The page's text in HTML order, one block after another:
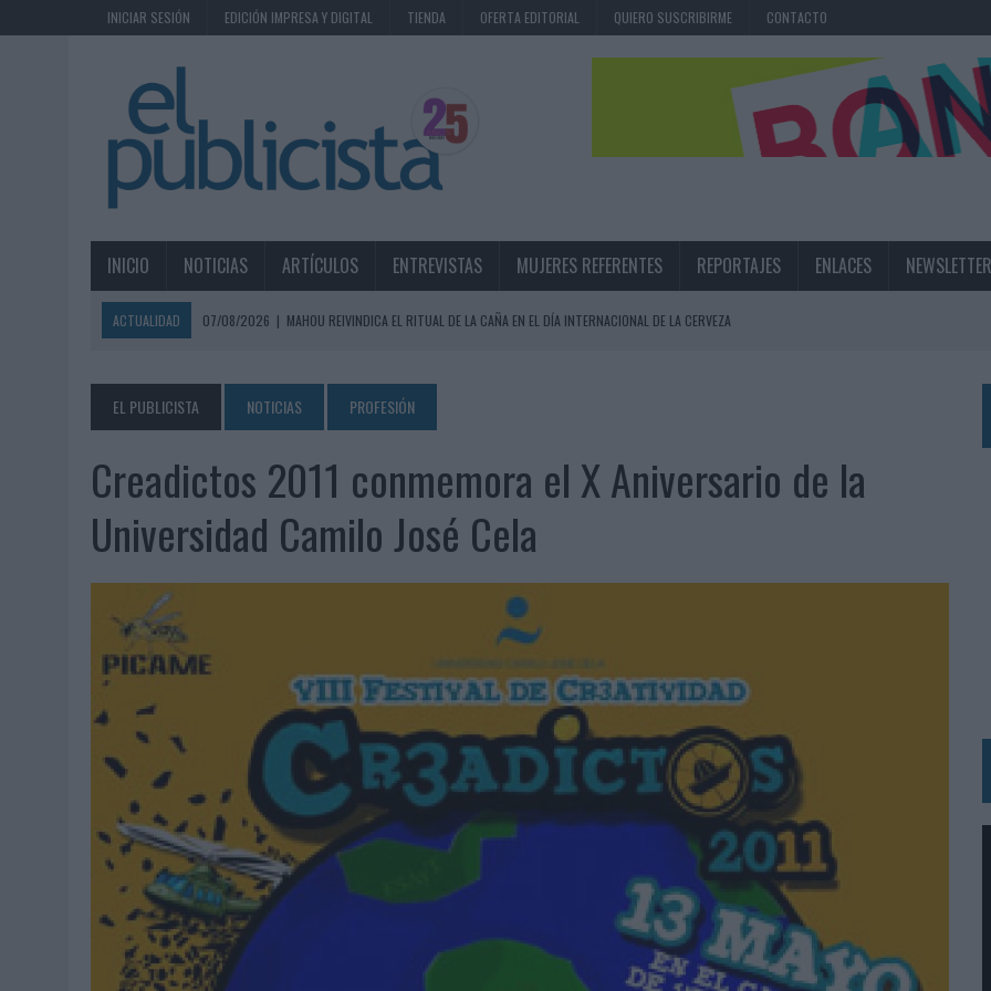
INICIAR SESIÓN EDICIÓN IMPRESA Y DIGITAL TIENDA OFERTA EDITORIAL QUIERO SUSCRIBIRME CONTACTO
INICIO NOTICIAS ARTÍCULOS ENTREVISTAS MUJERES REFERENTES REPORTAJES ENLACES NEWSLETTER
ACTUALIDAD 07/08/2026 | MAHOU REIVINDICA EL RITUAL DE LA CAÑA EN EL DÍA INTERNACIONAL DE LA CERVEZA
PATRÓN CONVIERTE EL NUEVO SINGLE DE ARÓN PIPER EN UNA EXPERIENCIA DE MARCA EN IBIZA
07/08/2026 | EL VERANO PONE A PRUEBA LA ESTRATEGIA DIGITAL DE LAS MARCAS
07/08/2026 |
VUELING CONVIERTE LOS RECUERDOS EN SOUVENIRS CON IA
07/08/2026 | CUANDO SE APAGUE EL SOL, EL ECLIPSE DE 2026 PONDRÁ A PRUEBA LA CREATIVIDAD DE LAS MARCAS
06/08/2026
‘LA VUELTA’, DE FENOMENAL PARA MÁLAGA CF
06/08/2026
LA TELEVISIÓN SIGUE LIDERANDO EL CONSUMO DE MEDIOS EN VERANO Y SUPERA AL MÓVIL COMO DISPOSITIVO MÁS UTILIZADO
06/08/2026
EL USO DE LA IA GENERATIVA ALCANZA YA AL 62% DE LOS ESPAÑOLES
SYSTEM1 NOMBRA A KIMBERLY BASTONI COMO NUEVA DIRECTORA COMERCIAL GLOBAL
06/08/2026
FRIGO Y UNIQLO LANZAN UNA COLECCIÓN PERSONALIZABLE INSPIRADA EN CORNETTO, CALIPPO Y SOLERO
06/08/2026
LA IA ESTÁ SUBIENDO EL LISTÓN DE LA CREATIVIDAD
05/08/2026
| BEON WORLDWIDE LANZA RAÍZ URBANA PARA TRANSFORMAR EL PATRIMONIO HISTÓRICO EN ACTIVOS CULTURALES Y ECONÓMICOS
05/08/2026 | FABRA COMUNICACIÓN INCORPORA A CASONÁ Y ASUME LA GESTIÓN DE SUS RELACIONES CON LOS MEDIOS
05/08/2026
| LOPESAN HOTELS & RESORTS ACERCA EL PARAÍSO CANARIO EN SU ÚLTIMA CAMPAÑA INTERNACIONAL
05/08/2026 | LUIS ARQUILLOS (BURGO DE ARIAS): “LA CONSTRUCCIÓN DE MARCA A LARGO PLAZO Y LA MEDICIÓN SON DOS CARAS DE LA MISMA
MONEDA”
04/08/2026 | ‘EL PARAÍSO MÁS CERCA’, DE 22GRADOS PARA LOPESAN HOTELS & RESORTS
EL PUBLICISTA NOTICIAS PROFESIÓN
Creadictos 2011 conmemora el X Aniversario de la
Universidad Camilo José Cela